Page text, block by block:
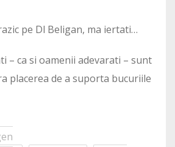
pe Dl Beligan, ma iertati…
– ca si oamenii adevarati – sunt
placerea de a suporta bucuriile